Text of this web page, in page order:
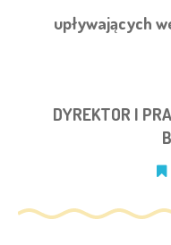
upływających
DYREKTOR I